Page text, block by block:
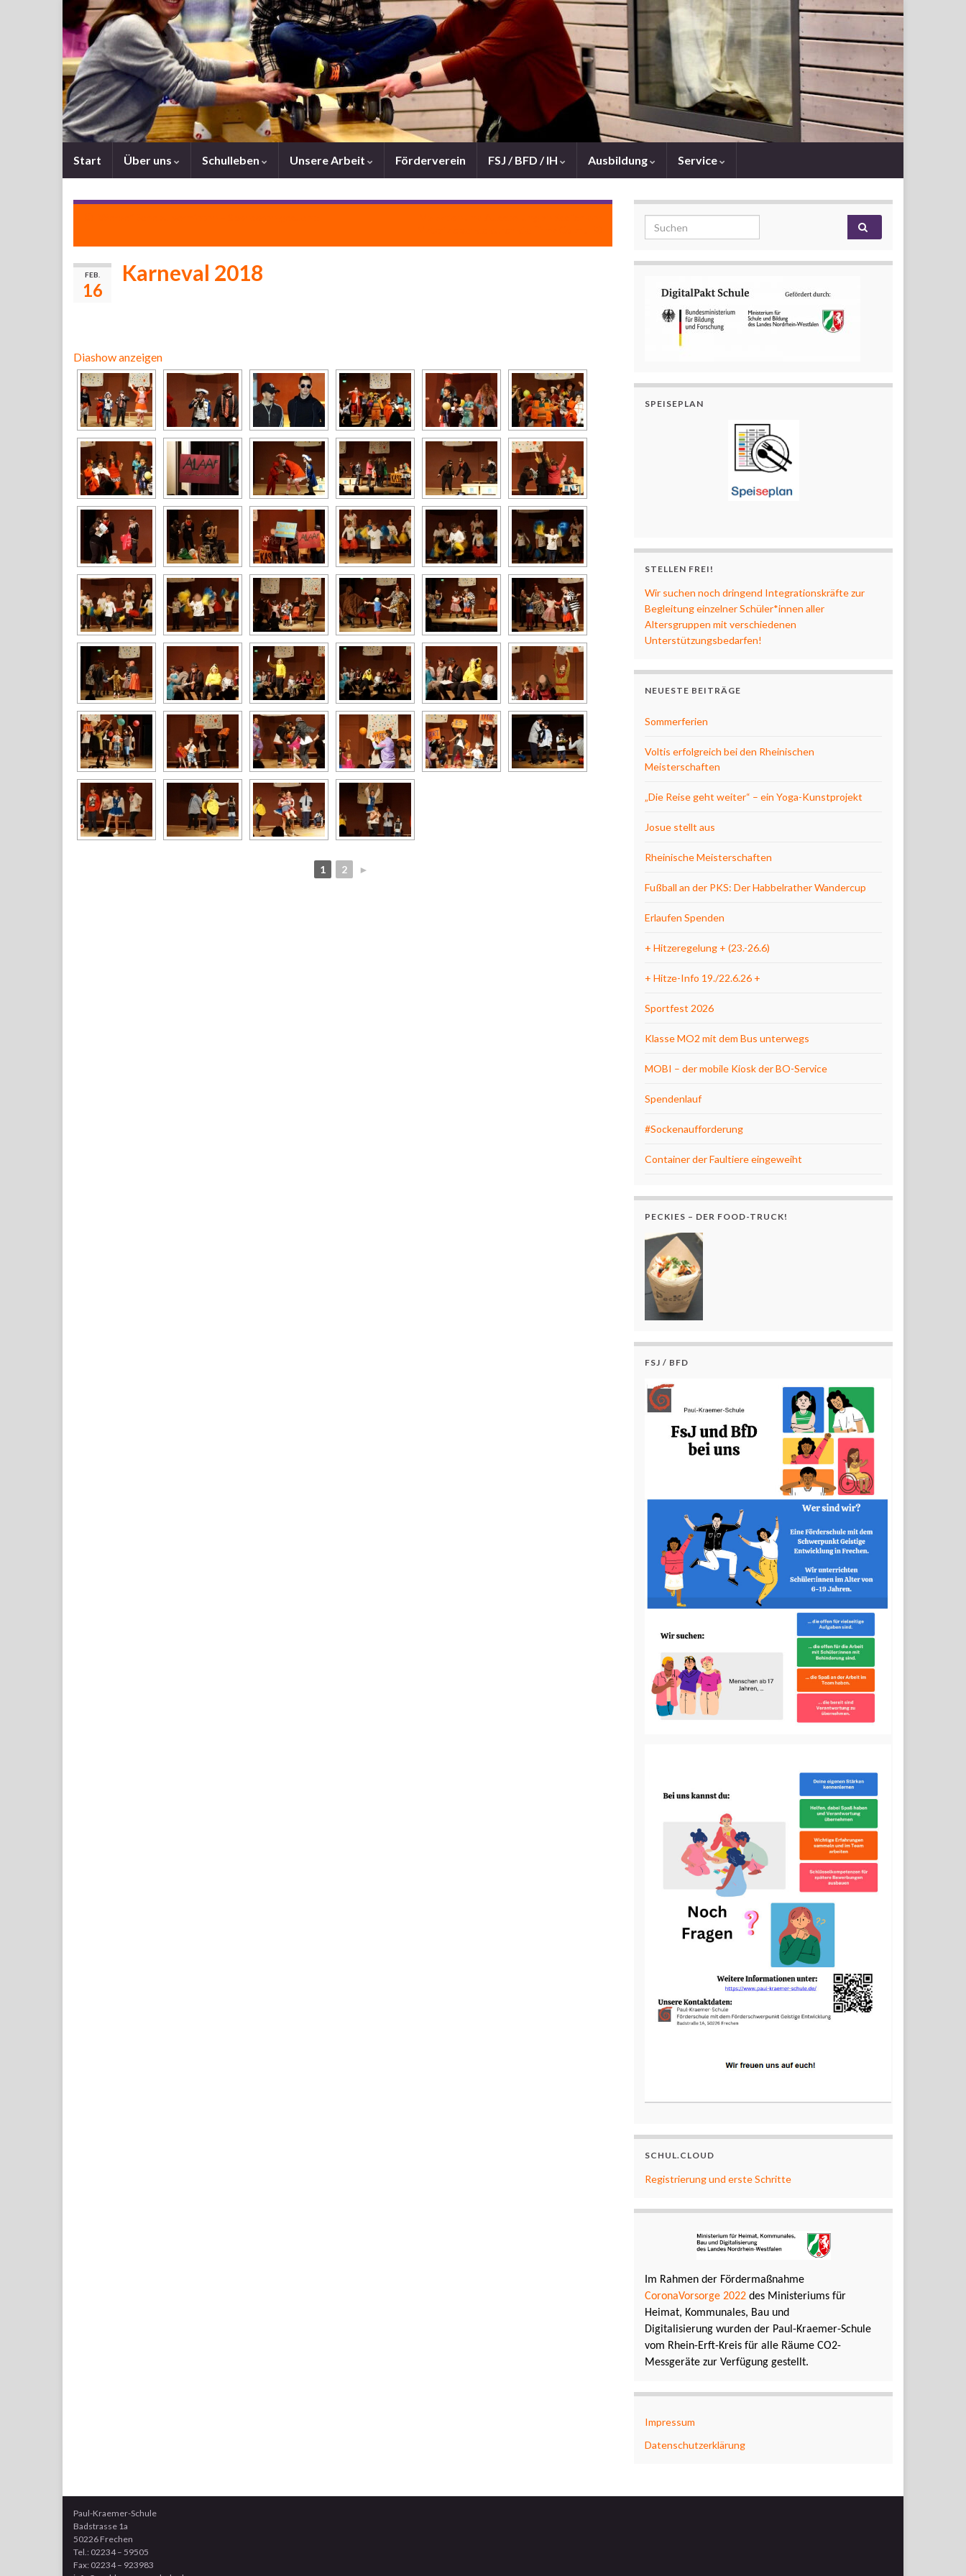
Start Über uns Schulleben Unsere Arbeit Förderverein FSJ / BFD / IH Ausbildung Service
FEB.
16
Karneval 2018
Diashow anzeigen
1 2 ►
Search for:
SPEISEPLAN
STELLEN FREI!
Wir suchen noch dringend Integrationskräfte zur
Begleitung einzelner Schüler*innen aller
Altersgruppen mit verschiedenen
Unterstützungsbedarfen!
NEUESTE BEITRÄGE
Sommerferien
Voltis erfolgreich bei den Rheinischen
Meisterschaften
„Die Reise geht weiter“ – ein Yoga-Kunstprojekt
Josue stellt aus
Rheinische Meisterschaften
Fußball an der PKS: Der Habbelrather Wandercup
Erlaufen Spenden
+ Hitzeregelung + (23.-26.6)
+ Hitze-Info 19./22.6.26 +
Sportfest 2026
Klasse MO2 mit dem Bus unterwegs
MOBI – der mobile Kiosk der BO-Service
Spendenlauf
#Sockenaufforderung
Container der Faultiere eingeweiht
PECKIES – DER FOOD-TRUCK!
FSJ / BFD
SCHUL.CLOUD
Registrierung und erste Schritte
Im Rahmen der Fördermaßnahme
CoronaVorsorge 2022 des Ministeriums für
Heimat, Kommunales, Bau und
Digitalisierung wurden der Paul-Kraemer-Schule
vom Rhein-Erft-Kreis für alle Räume CO2-
Messgeräte zur Verfügung gestellt.
Impressum
Datenschutzerklärung
Paul-Kraemer-Schule
Badstrasse 1a
50226 Frechen
Tel.: 02234 – 59505
Fax: 02234 – 923983